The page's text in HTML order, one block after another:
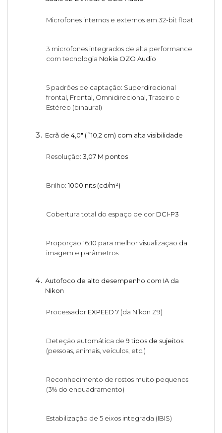
Microfones internos e externos em 32-bit float
3 microfones integrados de alta performance
com tecnologia Nokia OZO Audio
5 padrões de captação: Superdirecional
frontal, Frontal, Omnidirecional, Traseiro e
Estéreo (binaural)
Ecrã de 4,0" (˜10,2 cm) com alta visibilidade
Resolução:3,07 M pontos
Brilho:1000 nits (cd/m²)
Cobertura total do espaço de cor DCI-P3
Proporção 16:10 para melhor visualização da
imagem e parâmetros
Autofoco de alto desempenho com IA da
Nikon
Processador EXPEED 7 (da Nikon Z9)
Deteção automática de9 tipos de sujeitos
(pessoas, animais, veículos, etc.)
Reconhecimento de rostos muito pequenos
(3% do enquadramento)
Estabilização de 5 eixos integrada (IBIS)